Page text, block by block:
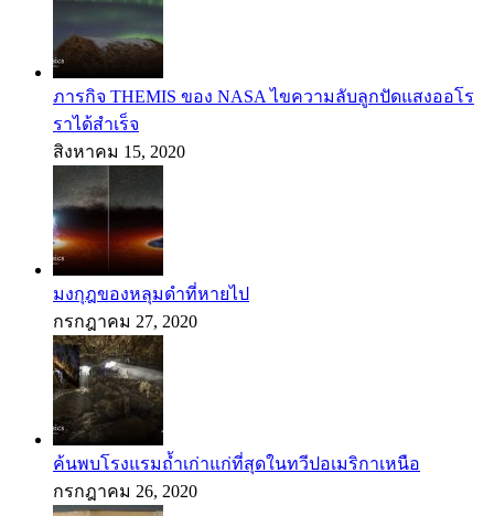
ภารกิจ THEMIS ของ NASA ไขความลับลูกปัดแสงออโร
ราได้สำเร็จ
สิงหาคม 15, 2020
มงกุฎของหลุมดำที่หายไป
กรกฎาคม 27, 2020
ค้นพบโรงแรมถ้ำเก่าแก่ที่สุดในทวีปอเมริกาเหนือ
กรกฎาคม 26, 2020